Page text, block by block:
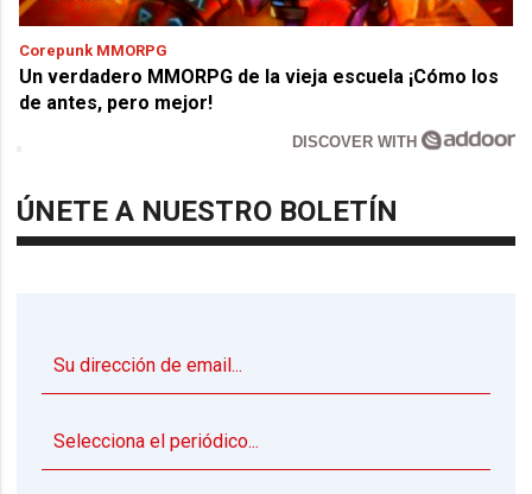
Corepunk MMORPG
Un verdadero MMORPG de la vieja escuela ¡Cómo los
de antes, pero mejor!
DISCOVER WITH
ÚNETE A NUESTRO BOLETÍN